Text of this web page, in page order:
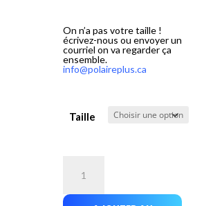
On n’a pas votre taille !
écrivez-nous ou envoyer un
courriel on va regarder ça
ensemble.
info@polaireplus.ca
Taille
Veste